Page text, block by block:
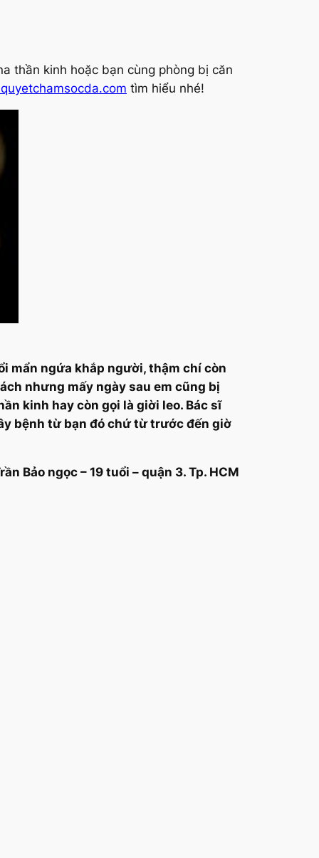
thần kinh hoặc bạn cùng phòng bị căn
tìm hiểu nhé!
mẩn ngứa khắp người, thậm chí còn
nhưng mấy ngày sau em cũng bị
kinh hay còn gọi là giời leo. Bác sĩ
bệnh từ bạn đó chứ từ trước đến giờ
– quận 3. Tp. HCM